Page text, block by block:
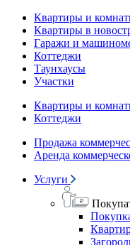
Квартиры и
Квартиры в
Гаражи и
Коттеджи
Таунхаусы
Участки
Квартиры и
Коттеджи
Продажа
Аренда
Услуги